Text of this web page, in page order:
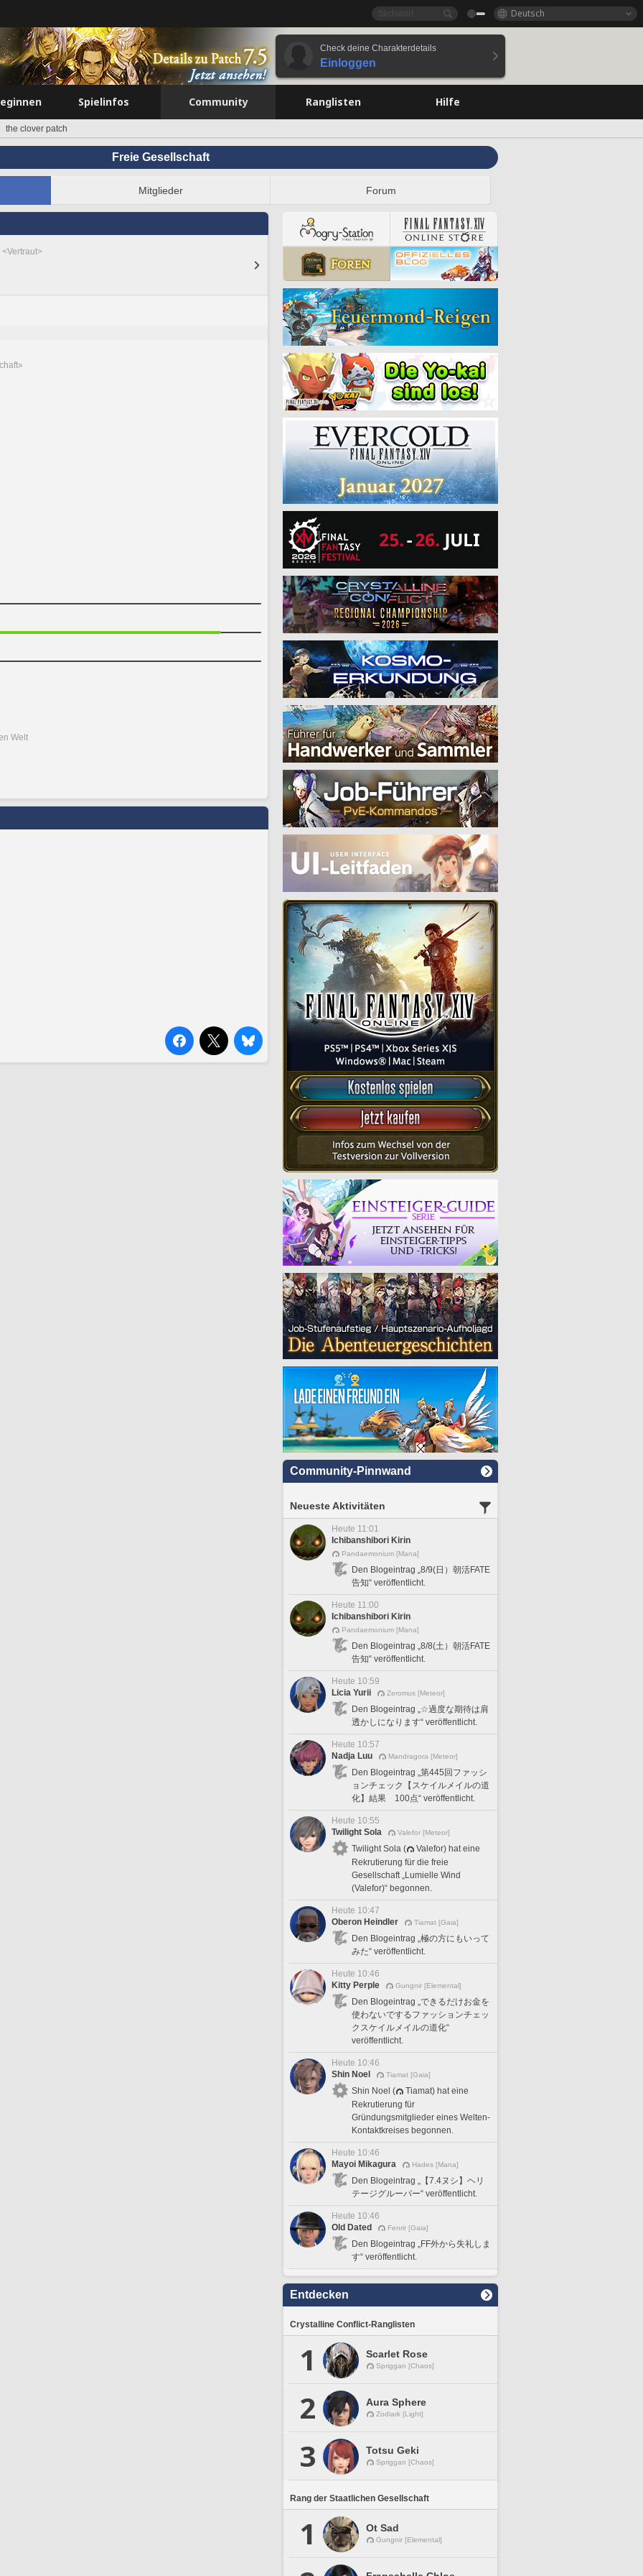
Deutsch
Check deine Charakterdetails
Einloggen
Spielinfos Community Ranglisten Hilfe
the clover patch
Freie Gesellschaft
Mitglieder Forum
Welt
Community-Pinnwand
Neueste Aktivitäten
Heute 11:01
Ichibanshibori Kirin
Pandaemonium [Mana]
Den Blogeintrag „8/9(日）朝活FATE
告知“ veröffentlicht.
Heute 11:00
Ichibanshibori Kirin
Pandaemonium [Mana]
Den Blogeintrag „8/8(土）朝活FATE
告知“ veröffentlicht.
Heute 10:59
Licia Yurii
Zeromus [Meteor]
Den Blogeintrag „☆過度な期待は肩
透かしになります“ veröffentlicht.
Heute 10:57
Nadja Luu
Mandragora [Meteor]
Den Blogeintrag „第445回ファッシ
ョンチェック【スケイルメイルの道
化】結果 100点“ veröffentlicht.
Heute 10:55
Twilight Sola
Valefor [Meteor]
Twilight Sola (
Valefor) hat eine
Rekrutierung für die freie
Gesellschaft „Lumielle Wind
(Valefor)“ begonnen.
Heute 10:47
Oberon Heindler
Tiamat [Gaia]
Den Blogeintrag „極の方にもいって
みた“ veröffentlicht.
Heute 10:46
Kitty Perple
Gungnir [Elemental]
Den Blogeintrag „できるだけお金を
使わないでするファッションチェッ
クスケイルメイルの道化“
veröffentlicht.
Heute 10:46
Shin Noel
Tiamat [Gaia]
Shin Noel (
Tiamat) hat eine
Rekrutierung für
Gründungsmitglieder eines Welten-
Kontaktkreises begonnen.
Heute 10:46
Mayoi Mikagura
Hades [Mana]
Den Blogeintrag „【7.4ヌシ】ヘリ
テージグルーパー“ veröffentlicht.
Heute 10:46
Old Dated
Fenrir [Gaia]
Den Blogeintrag „FF外から失礼しま
す“ veröffentlicht.
Entdecken
Crystalline Conflict-Ranglisten
1 Scarlet Rose
Spriggan [Chaos]
2 Aura Sphere
Zodiark [Light]
3 Totsu Geki
Spriggan [Chaos]
Rang der Staatlichen Gesellschaft
1 Ot Sad
Gungnir [Elemental]